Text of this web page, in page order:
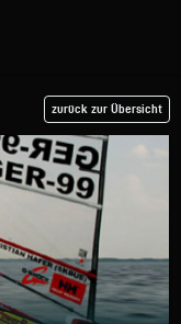
zurück zur Übersicht